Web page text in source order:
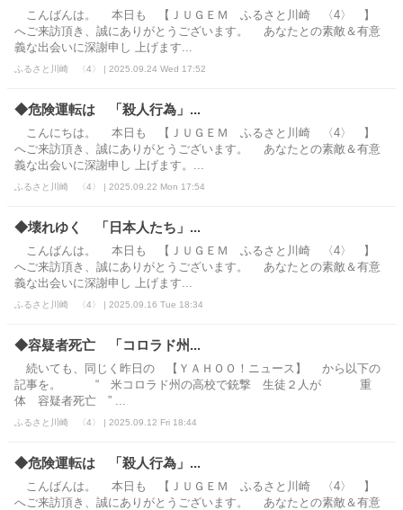
こんばんは。 本日も 【ＪＵＧＥＭ ふるさと川崎 〈4〉 】
へご来訪頂き、誠にありがとうございます。 あなたとの素敵＆有意
義な出会いに深謝申し 上げます...
ふるさと川崎 〈4〉 | 2025.09.24 Wed 17:52
◆危険運転は 「殺人行為」...
こんにちは。 本日も 【ＪＵＧＥＭ ふるさと川崎 〈4〉 】
へご来訪頂き、誠にありがとうございます。 あなたとの素敵＆有意
義な出会いに深謝申し 上げます。...
ふるさと川崎 〈4〉 | 2025.09.22 Mon 17:54
◆壊れゆく 「日本人たち」...
こんばんは。 本日も 【ＪＵＧＥＭ ふるさと川崎 〈4〉 】
へご来訪頂き、誠にありがとうございます。 あなたとの素敵＆有意
義な出会いに深謝申し 上げます...
ふるさと川崎 〈4〉 | 2025.09.16 Tue 18:34
◆容疑者死亡 「コロラド州...
続いても、同じく昨日の 【ＹＡＨＯＯ！ニュース】 から以下の
記事を。 “ 米コロラド州の高校で銃撃 生徒２人が 重
体 容疑者死亡 ” ...
ふるさと川崎 〈4〉 | 2025.09.12 Fri 18:44
◆危険運転は 「殺人行為」...
こんばんは。 本日も 【ＪＵＧＥＭ ふるさと川崎 〈4〉 】
へご来訪頂き、誠にありがとうございます。 あなたとの素敵＆有意